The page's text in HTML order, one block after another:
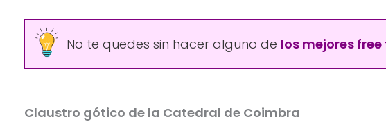
No te quedes sin hacer alguno de los mejores
Claustro gótico de la Catedral de Coimbra